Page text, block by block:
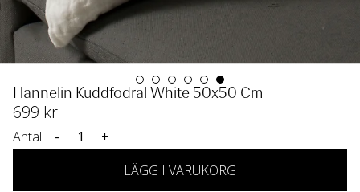
Hannelin Kuddfodral White 50x50 Cm
699 kr
Antal -
+
LÄGG I VARUKORG